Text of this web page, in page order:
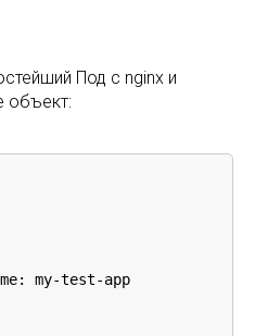
Под с nginx и
объект:
my-test-app